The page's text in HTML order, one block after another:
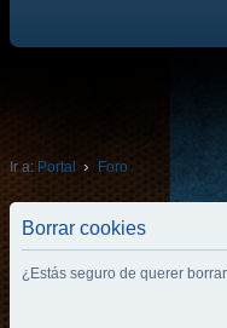
Ir a: Portal Foro
Borrar cookies
¿Estás seguro de querer